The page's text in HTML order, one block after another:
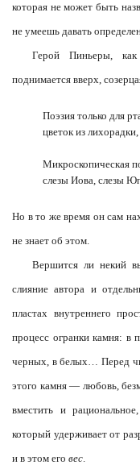
которая не может быть
не умеешь давать
Герой Пиньеры,
поднимается вверх,
Поэзия только для
цветок из
Микроскопическая
слезы Иова, слезы
Но в то же время он сам
не знает об этом.
Вершится ли некий
слияние автора и
пластах внутреннего
процесс огранки камня: в
черных, в белых… Перед
этого камня — любовь,
вместить и
который удерживает от
и в этом его вес.